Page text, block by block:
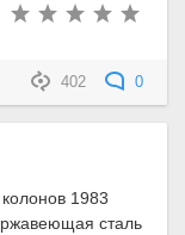
402 0
1983
сталь